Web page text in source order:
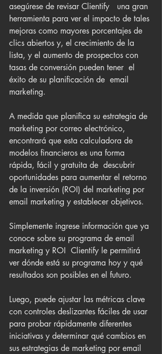
asegúrese de revisar Clientify   una gran
herramienta para ver el impacto de tales
mejoras como mayores porcentajes de
clics abiertos y, el crecimiento de la
lista, y el aumento de prospectos con
tasas de conversión pueden tener  el
éxito de su planificación de  email
marketing.
A medida que planifica su estrategia de
marketing por correo electrónico,
encontrará que esta calculadora de
modelos financieros es una forma
rápida, fácil y gratuita de  descubrir
oportunidades para aumentar el retorno
de la inversión (ROI) del marketing por
email marketing y establecer objetivos.
Simplemente ingrese información que ya
conoce sobre su programa de email
marketing y ROI  Clientify le permitirá
ver dónde está su programa hoy y qué
resultados son posibles en el futuro.
Luego, puede ajustar las métricas clave
con controles deslizantes fáciles de usar
para probar rápidamente diferentes
iniciativas y determinar qué cambios en
sus estrategias de marketing por email